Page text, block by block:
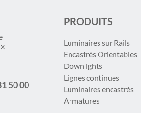
50 00
PRODUITS
Luminaires sur Rails
Encastrés Orientables
Downlights
Lignes continues
Luminaires encastrés
Armatures